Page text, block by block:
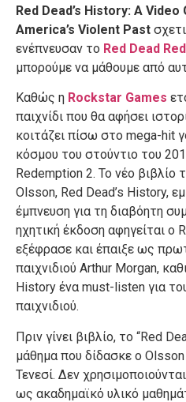
Red Dead’s History: A
America’s Violent Past
ενέπνευσαν το Red Dead
μπορούμε να μάθουμε από
Καθώς η Rockstar Games
παιχνίδι που θα αφήσει
κοιτάζει πίσω στο mega-hit
κόσμου του στούντιο του
Redemption 2. Το νέο βιβλίο
Olsson, Red Dead’s History,
έμπνευση για τη διαβόητη
ηχητική έκδοση αφηγείται ο
εξέφρασε και έπαιξε ως
παιχνιδιού Arthur Morgan,
History ένα must-listen για
παιχνιδιού.
Πριν γίνει βιβλίο, το “Red
μάθημα που δίδασκε ο
Τενεσί. Δεν
ως ακαδημαϊκό υλικό